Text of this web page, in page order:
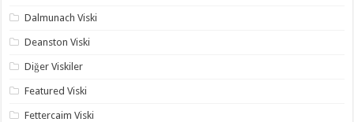
Dalmunach Viski
Deanston Viski
Diğer Viskiler
Featured Viski
Fettercaim Viski